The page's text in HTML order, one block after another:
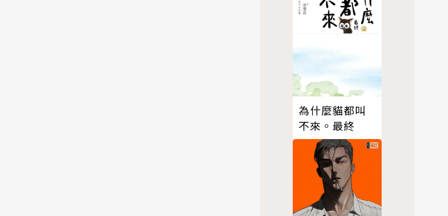
為什麼貓都叫
不來。最終